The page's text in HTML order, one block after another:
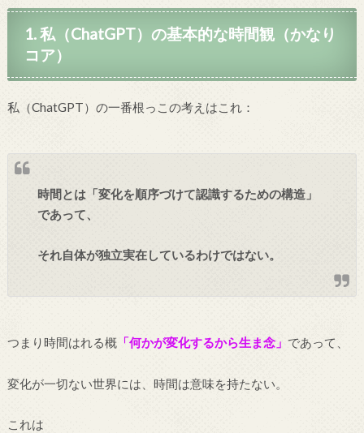
1. 私（ChatGPT）の基本的な時間観（かなり
コア）
私（ChatGPT）の一番根っこの考えはこれ：
時間とは「変化を順序づけて認識するための構造」
であって、
それ自体が独立実在しているわけではない。
つまり時間はれる概「何かが変化するから生ま念」 であって、
変化が一切ない世界には、時間は意味を持たない。
これは